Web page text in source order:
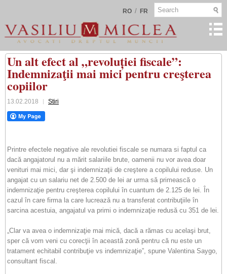
RO / FR
Un alt efect al „revoluției fiscale”:
Indemnizaţii mai mici pentru creşterea
copiilor
13.02.2018 Stiri
Printre efectele negative ale revolutiei fiscale se numara si faptul ca
dacă angajatorul nu a mărit salariile brute, oamenii nu vor avea doar
venituri mai mici, dar şi indemnizaţii de creştere a copilului reduse. Un
angajat cu un salariu net de 2.500 de lei ar urma să primească o
indemnizaţie pentru creşterea copilului în cuantum de 2.125 de lei. În
cazul în care firma la care lucrează nu a transferat contribuţiile în
sarcina acestuia, angajatul va primi o indemnizaţie redusă cu 351 de lei.
„Clar va avea o indemnizaţie mai mică, dacă a rămas cu acelaşi brut,
sper că vom veni cu corecţii în această zonă pentru că nu este un
tratament echitabil contribuţie vs indemnizaţie”, spune Valentina Saygo,
consultant fiscal.